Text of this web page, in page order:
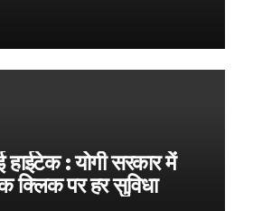
हाईटेक : योगी सरकार में
क्लिक पर हर सुविधा